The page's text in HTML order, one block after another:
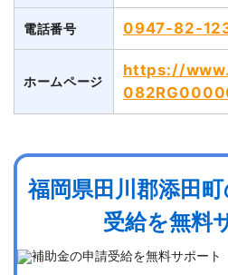
電話番号 0947-82-
ホームページ
https://
福岡県田川郡添田
受給を無料